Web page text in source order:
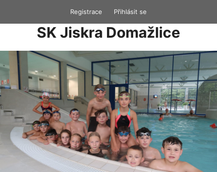
Registrace Přihlásit se
SK Jiskra Domažlice